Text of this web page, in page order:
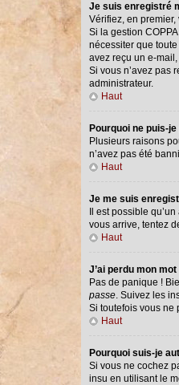
Je suis enregistré
Vérifiez, en premier,
Si la gestion
nécessiter que
avez reçu un e-
Si vous n’avez pas
administrateur.
Haut
Pourquoi ne puis-
Plusieurs raisons
n’avez pas été
Haut
Je me suis
Il est possible
vous arrive, tentez
Haut
J’ai perdu mon
Pas de panique !
passe. Suivez les
Si toutefois vous ne
Haut
Pourquoi suis-je
Si vous ne cochez
insu en utilisant le